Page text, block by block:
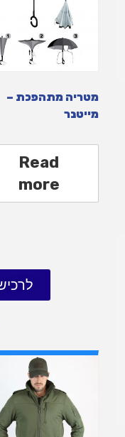
מטריה מתהפכת –
מייטנר
Read
more